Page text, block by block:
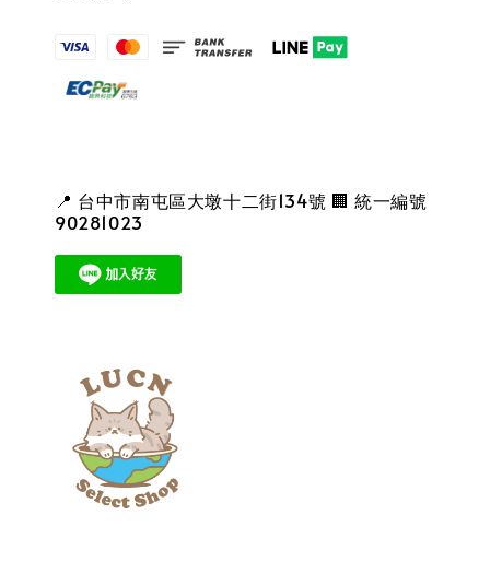
📍 台中市南屯區大墩十二街134號 🏢 統一編號
90281023